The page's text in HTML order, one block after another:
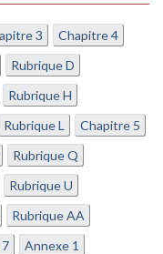
3
Chapitre 4
Rubrique D
Rubrique H
Rubrique L
Chapitre 5
Rubrique Q
Rubrique U
Rubrique AA
Annexe 1